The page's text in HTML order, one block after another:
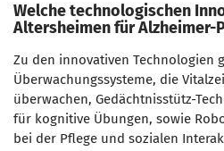
Welche technologischen
Altersheimen für Alzheimer-
Zu den innovativen Technologien
Überwachungssysteme, die
überwachen, Gedächtnisstütz-
für kognitive Übungen, sowie
bei der Pflege und sozialen